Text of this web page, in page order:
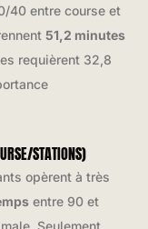
40 entre course et
51,2 minutes
requièrent 32,8
STATIONS)
opèrent à très
entre 90 et